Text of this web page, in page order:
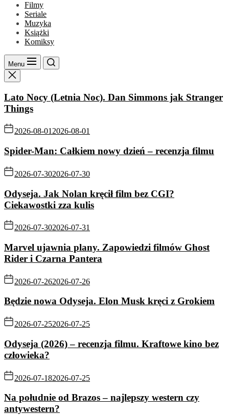
Filmy
Seriale
Muzyka
Książki
Komiksy
Menu
Lato Nocy (Letnia Noc). Dan Simmons jak Stranger
Things
2026-08-012026-08-01
Spider-Man: Całkiem nowy dzień – recenzja filmu
2026-07-302026-07-30
Odyseja. Jak Nolan kręcił film bez CGI?
Ciekawostki zza kulis
2026-07-302026-07-31
Marvel ujawnia plany. Zapowiedzi filmów Ghost
Rider i Czarna Pantera
2026-07-262026-07-26
Będzie nowa Odyseja. Elon Musk kręci z Grokiem
2026-07-252026-07-25
Odyseja (2026) – recenzja filmu. Kraftowe kino bez
człowieka?
2026-07-182026-07-25
Na południe od Brazos – najlepszy western czy
antywestern?